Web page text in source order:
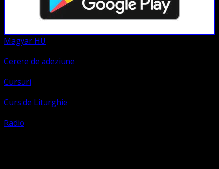
Magyar HU
Cerere de adeziune
Cursuri
Curs de Liturghie
Radio